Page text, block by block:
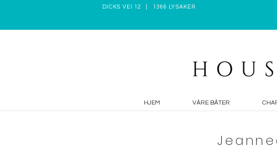
DICKS VEI 12 | 1366 LYSAKER
HJEM VÅRE BÅTER